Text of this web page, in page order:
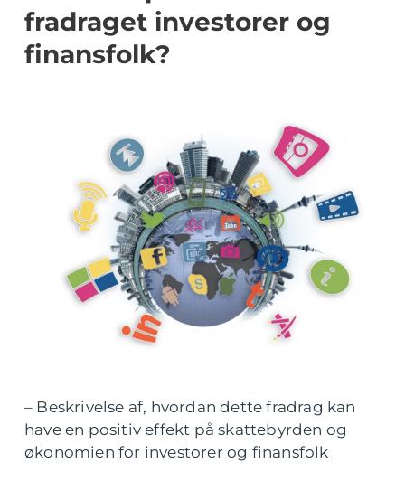
fradraget investorer og
finansfolk?
– Beskrivelse af, hvordan dette fradrag kan
have en positiv effekt på skattebyrden og
økonomien for investorer og finansfolk